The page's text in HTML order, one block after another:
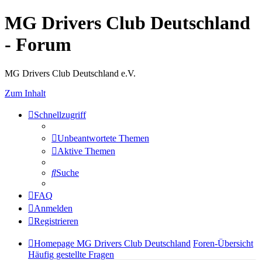
MG Drivers Club Deutschland
- Forum
MG Drivers Club Deutschland e.V.
Zum Inhalt
Schnellzugriff
Unbeantwortete Themen
Aktive Themen
Suche
FAQ
Anmelden
Registrieren
Homepage MG Drivers Club Deutschland Foren-Übersicht
Häufig gestellte Fragen